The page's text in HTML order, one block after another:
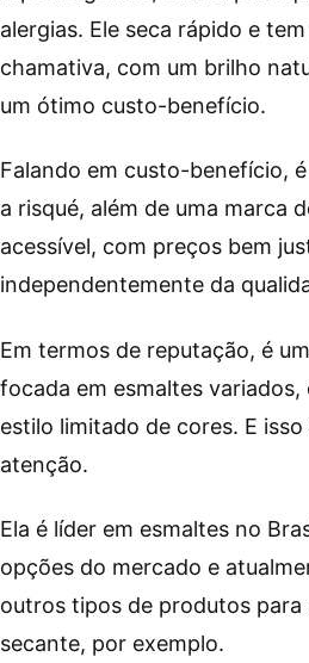
alergias. Ele seca rápido e
chamativa, com um brilho
um ótimo custo-benefício.
Falando em custo-benefício,
a risqué, além de uma marca
acessível, com preços bem
independentemente da
Em termos de reputação, é
focada em esmaltes variados,
estilo limitado de cores. E
atenção.
Ela é líder em esmaltes no
opções do mercado e
outros tipos de produtos para
secante, por exemplo.